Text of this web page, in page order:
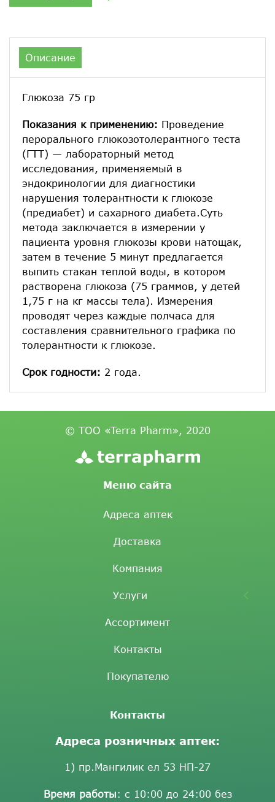
Описание
Глюкоза 75 гр
Показания к применению: Проведение
перорального глюкозотолерантного теста
(ГТТ) — лабораторный метод
исследования, применяемый в
эндокринологии для диагностики
нарушения толерантности к глюкозе
(предиабет) и сахарного диабета.Суть
метода заключается в измерении у
пациента уровня глюкозы крови натощак,
затем в течение 5 минут предлагается
выпить стакан теплой воды, в котором
растворена глюкоза (75 граммов, у детей
1,75 г на кг массы тела). Измерения
проводят через каждые полчаса для
составления сравнительного графика по
толерантности к глюкозе.
Срок годности: 2 года.
© ТОО «Terra Pharm», 2020
Меню сайта
Адреса аптек
Доставка
Компания
Услуги
Ассортимент
Контакты
Покупателю
Контакты
Адреса розничных аптек:
1) пр.Мангилик ел 53 НП-27
Время работы: с 10:00 до 24:00 без